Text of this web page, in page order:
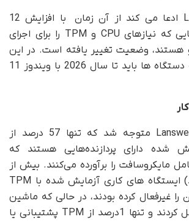
سایت Lansweeper ادعا می کند از آن زمان با افزایش 12
درصدی دستگاه هایی که نیازهای CPU و TPM را برای اجرای
پاسخگو هستند، وضعیت تغییر یافته است. در این
سطح از رشد، همه دستگاه ها باید تا سال 2026 با ویندوز 11
با این حال، Lansweeper متوجه شد که تنها 57 درصد از
شده دارای پردازنده‌هایی هستند که
مایکروسافت را برآورده می‌کنند. بیش از
یک سوم (35درصد) ایستگاه های کاری آزمایش شده با TPM
را غیرفعال کرده بودند، در حالی که ماشین
های مجازی بدترعمل کردند و تنها 1درصد از TPM پشتیبانی یا